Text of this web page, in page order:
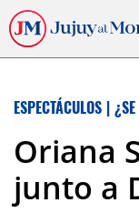
ESPECTÁCULOS |
Oriana
junto a